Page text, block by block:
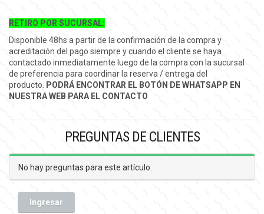
RETIRO POR SUCURSAL:
Disponible 48hs a partir de la confirmación de la compra y
acreditación del pago siempre y cuando el cliente se haya
contactado inmediatamente luego de la compra con la sucursal
de preferencia para coordinar la reserva / entrega del
producto.
PODRÁ ENCONTRAR EL BOTÓN DE WHATSAPP EN
NUESTRA WEB PARA EL CONTACTO
PREGUNTAS DE CLIENTES
No hay preguntas para este artículo.
Ingresar